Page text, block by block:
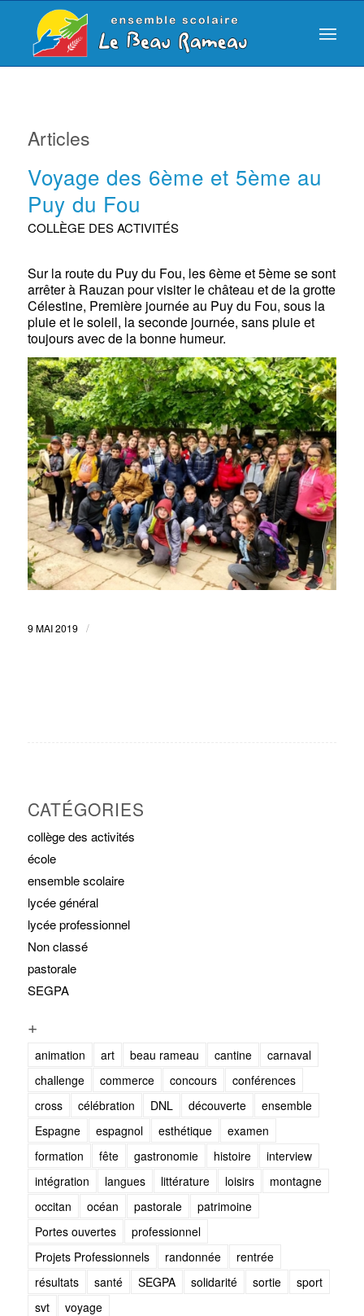
Articles
Voyage des 6ème et 5ème au
Puy du Fou
COLLÈGE DES ACTIVITÉS
Sur la route du Puy du Fou, les 6ème et 5ème se sont
arrêter à Rauzan pour visiter le château et de la grotte
Célestine, Première journée au Puy du Fou, sous la
pluie et le soleil, la seconde journée, sans pluie et
toujours avec de la bonne humeur.
9 MAI 2019 /
CATÉGORIES
collège des activités
école
ensemble scolaire
lycée général
lycée professionnel
Non classé
pastorale
SEGPA
+
animation art beau rameau cantine
carnaval
challenge
commerce concours
conférences
cross
célébration DNL découverte
ensemble
Espagne
espagnol esthétique
examen
formation
fête gastronomie histoire
interview
intégration
langues littérature loisirs
montagne
occitan
océan pastorale
patrimoine
Portes ouvertes
professionnel
Projets Professionnels
randonnée
rentrée
résultats
santé SEGPA solidarité sortie
sport
svt
voyage